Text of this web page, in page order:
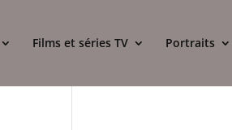
Films et séries TV Portraits